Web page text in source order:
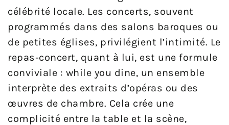
célébrité locale. Les concerts, souvent
programmés dans des salons baroques ou
de petites églises, privilégient l’intimité. Le
repas‑concert, quant à lui, est une formule
conviviale : while you dine, un ensemble
interprète des extraits d’opéras ou des
œuvres de chambre. Cela crée une
complicité entre la table et la scène,